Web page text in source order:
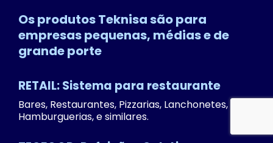
Os produtos Teknisa são para
empresas pequenas, médias e de
grande porte
RETAIL: Sistema para restaurante
Bares, Restaurantes, Pizzarias, Lanchonetes,
Hamburguerias, e similares.